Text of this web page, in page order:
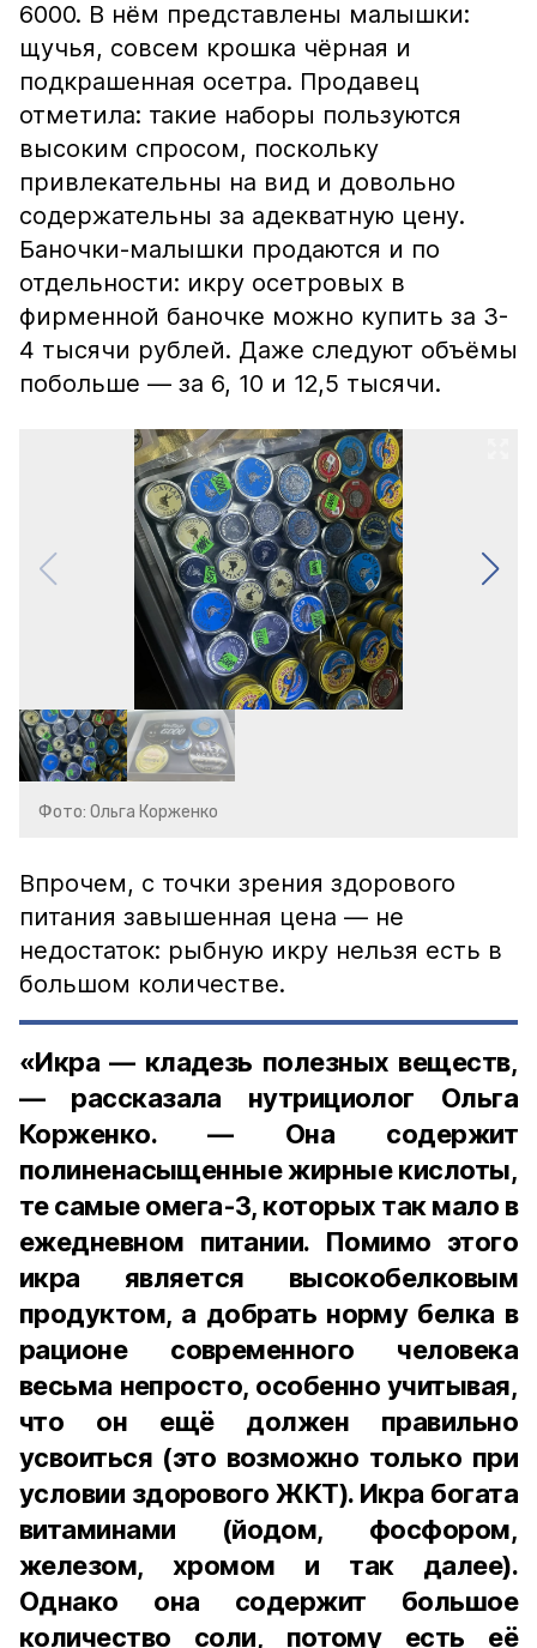
6000. В нём представлены малышки:
щучья, совсем крошка чёрная и
подкрашенная осетра. Продавец
отметила: такие наборы пользуются
высоким спросом, поскольку
привлекательны на вид и довольно
содержательны за адекватную цену.
Баночки-малышки продаются и по
отдельности: икру осетровых в
фирменной баночке можно купить за 3-
4 тысячи рублей. Даже следуют объёмы
побольше — за 6, 10 и 12,5 тысячи.
Фото: Ольга Корженко
Впрочем, с точки зрения здорового
питания завышенная цена — не
недостаток: рыбную икру нельзя есть в
большом количестве.
«Икра — кладезь полезных веществ,
— рассказала нутрициолог Ольга
Корженко. — Она содержит
полиненасыщенные жирные кислоты,
те самые омега-3, которых так мало в
ежедневном питании. Помимо этого
икра является высокобелковым
продуктом, а добрать норму белка в
рационе современного человека
весьма непросто, особенно учитывая,
что он ещё должен правильно
усвоиться (это возможно только при
условии здорового ЖКТ). Икра богата
витаминами (йодом, фосфором,
железом, хромом и так далее).
Однако она содержит большое
количество соли, потому есть её